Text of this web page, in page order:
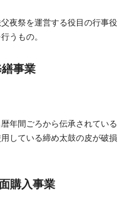
夜祭を運営する役目の行事役
うもの。
事業
年間ごろから伝承されている
している締め太鼓の皮が破損
購入事業